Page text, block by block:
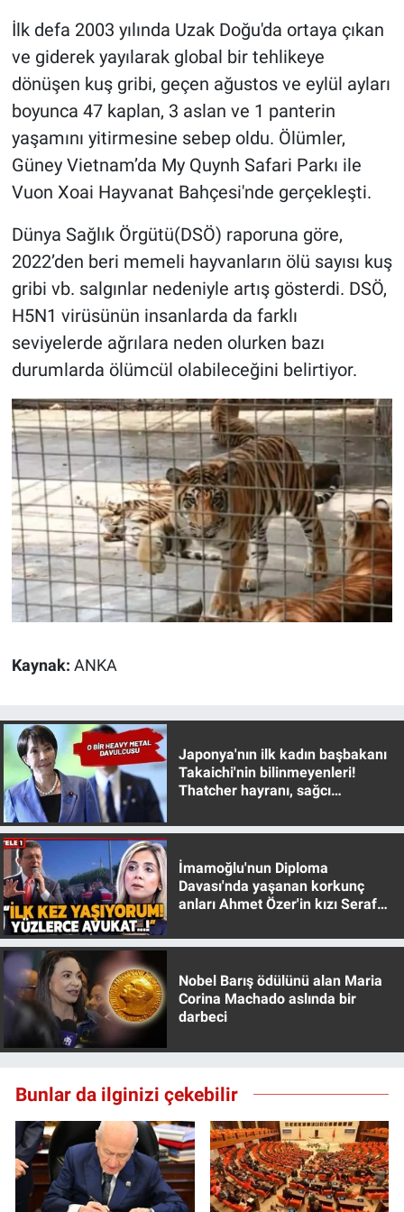
İlk defa 2003 yılında Uzak Doğu'da ortaya çıkan
ve giderek yayılarak global bir tehlikeye
dönüşen kuş gribi, geçen ağustos ve eylül ayları
boyunca 47 kaplan, 3 aslan ve 1 panterin
yaşamını yitirmesine sebep oldu. Ölümler,
Güney Vietnam’da My Quynh Safari Parkı ile
Vuon Xoai Hayvanat Bahçesi'nde gerçekleşti.
Dünya Sağlık Örgütü(DSÖ) raporuna göre,
2022’den beri memeli hayvanların ölü sayısı kuş
gribi vb. salgınlar nedeniyle artış gösterdi. DSÖ,
H5N1 virüsünün insanlarda da farklı
seviyelerde ağrılara neden olurken bazı
durumlarda ölümcül olabileceğini belirtiyor.
Kaynak: ANKA
Japonya'nın ilk kadın başbakanı
Takaichi'nin bilinmeyenleri!
Thatcher hayranı, sağcı
İmamoğlu'nun Diploma
Davası'nda yaşanan korkunç
anları Ahmet Özer'in kızı Seraf
Nobel Barış ödülünü alan Maria
Corina Machado aslında bir
darbeci
Bunlar da ilginizi çekebilir
Gündem Özel
Günün görüntüsü
Haber
İlan
Kimdir
Koronavirüs
Kültür Sanat
Ne demişti
Nedir
Popüler
Programlar
Sağlık
Spor
Türkiye'nin Gündemi
Yerel Gündem
Yerel Yaşam
Canlı Yayın